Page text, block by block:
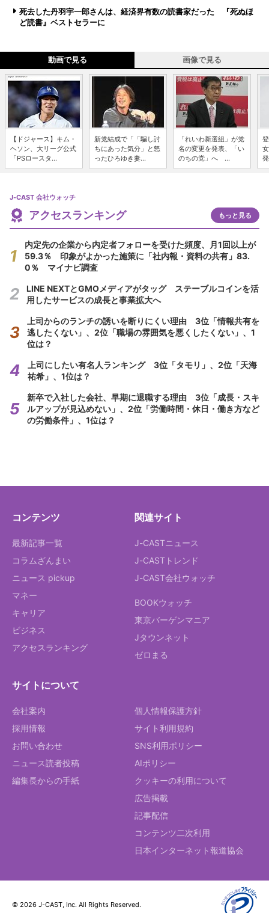
死去した丹羽宇一郎さんは、経済界有数の読書家だった 『死ぬほ
ど読書』ベストセラーに
動画で見る 画像で見る
【ドジャース】キム・
ヘソン、大リーグ公式
「PSロースタ...
新党結成で「「騙し討
ちにあった気分」と怒
ったひろゆき妻...
「れいわ新選組」が党
名の変更を発表、「い
のちの党」へ ...
J-CAST 会社ウォッチ
アクセスランキング もっと見る
内定先の企業から内定者フォローを受けた頻度、月1回以上が
59.3％ 印象がよかった施策に「社内報・資料の共有」83.
0％ マイナビ調査
LINE NEXTとGMOメディアがタッグ ステーブルコインを活
用したサービスの成長と事業拡大へ
上司からのランチの誘いを断りにくい理由 3位「情報共有を
逃したくない」、2位「職場の雰囲気を悪くしたくない」、1
位は？
上司にしたい有名人ランキング 3位「タモリ」、2位「天海
祐希」、1位は？
新卒で入社した会社、早期に退職する理由 3位「成長・スキ
ルアップが見込めない」、2位「労働時間・休日・働き方など
の労働条件」、1位は？
コンテンツ
最新記事一覧
コラムざんまい
ニュース pickup
マネー
キャリア
ビジネス
アクセスランキング
関連サイト
J-CASTニュース
J-CASTトレンド
J-CAST会社ウォッチ
BOOKウォッチ
東京バーゲンマニア
Jタウンネット
ゼロまる
サイトについて
会社案内
採用情報
お問い合わせ
ニュース読者投稿
編集長からの手紙
個人情報保護方針
サイト利用規約
SNS利用ポリシー
AIポリシー
クッキーの利用について
広告掲載
記事配信
コンテンツ二次利用
日本インターネット報道協会
© 2026 J-CAST, Inc. All Rights Reserved.